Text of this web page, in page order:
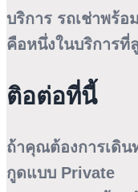
บริการ รถเช่าพร้อ
คือหนึ่งในบริการที่
ติอต่อที่นี้
ถ้าคุณต้องการเดิน
กูดแบบ Private